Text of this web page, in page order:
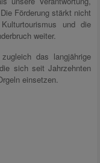
Förderung stärkt nicht
und die
weiter.
das langjährige
sich seit Jahrzehnten
einsetzen.